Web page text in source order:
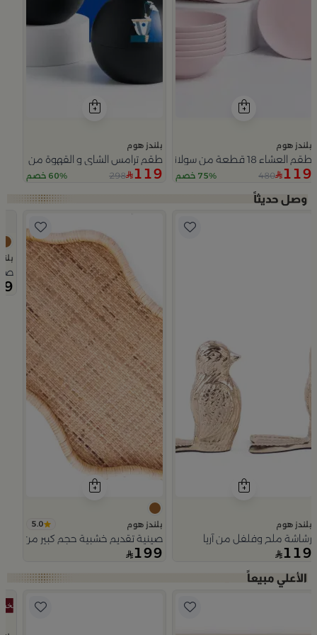
بلندز هوم
طقم العشاء 18 قطعة من سولانا
119
480 75% خصم
بلندز هوم
طقم ترامس الشاي و القهوة من سيمارا
119
298 60% خصم
Slide 1 of 5
بلندز هوم
رشاشة ملح وفلفل من آريا
119
بلندز هوم 5.0
صينية تقديم خشبية حجم كبير من اورورا
199
صينية تقديم
Slide 1 of 5